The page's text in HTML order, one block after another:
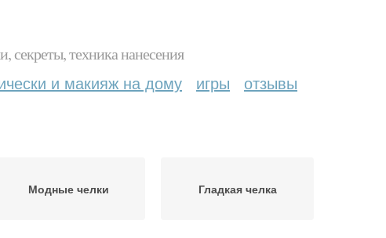
секреты, техника нанесения
и макияж на дому игры отзывы
Модные челки Гладкая челка